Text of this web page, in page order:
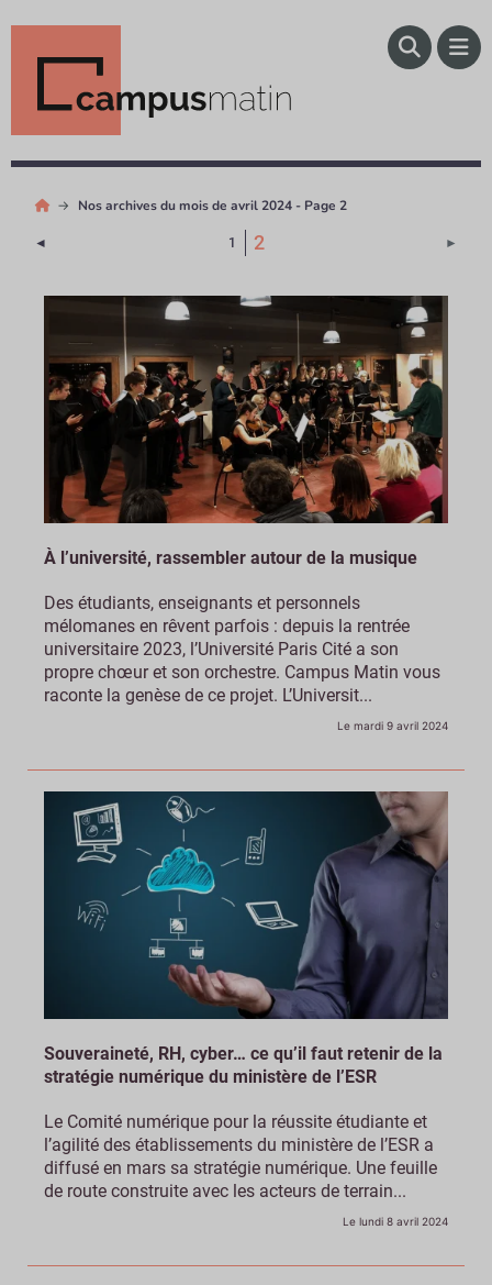
Nos archives du mois de avril 2024 - Page 2
◄ 1 2 ►
À l’université, rassembler autour de la musique
Des étudiants, enseignants et personnels
mélomanes en rêvent parfois : depuis la rentrée
universitaire 2023, l’Université Paris Cité a son
propre chœur et son orchestre. Campus Matin vous
raconte la genèse de ce projet. L’Universit...
Le mardi 9 avril 2024
Souveraineté, RH, cyber… ce qu’il faut retenir de la
stratégie numérique du ministère de l’ESR
Le Comité numérique pour la réussite étudiante et
l’agilité des établissements du ministère de l’ESR a
diffusé en mars sa stratégie numérique. Une feuille
de route construite avec les acteurs de terrain...
Le lundi 8 avril 2024